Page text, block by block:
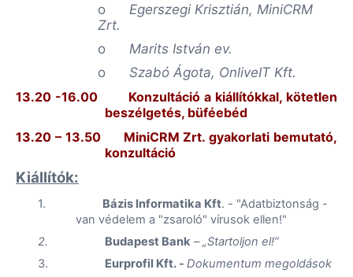
o
Egerszegi Krisztián, MiniCRM
Zrt.
o
Marits István ev.
o
Szabó Ágota, OnliveIT Kft.
13.20 -16.00
Konzultáció a kiállítókkal, kötetlen
beszélgetés, büféebéd
13.20 – 13.50
MiniCRM Zrt. gyakorlati bemutató,
konzultáció
Kiállítók:
1. Bázis Informatika Kft. - "Adatbiztonság -
van védelem a "zsaroló" vírusok ellen!"
2.
Budapest Bank –„Startoljon el!”
3.
Eurprofil Kft. -Dokumentum megoldások